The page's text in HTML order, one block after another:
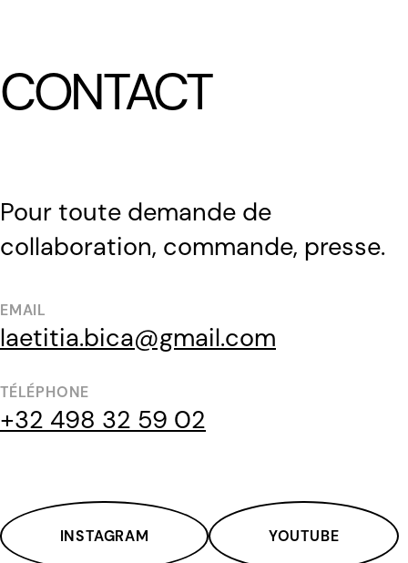
CONTACT
Pour toute demande de
collaboration, commande, presse.
EMAIL
laetitia.bica@gmail.com
TÉLÉPHONE
+32 498 32 59 02
INSTAGRAM YOUTUBE